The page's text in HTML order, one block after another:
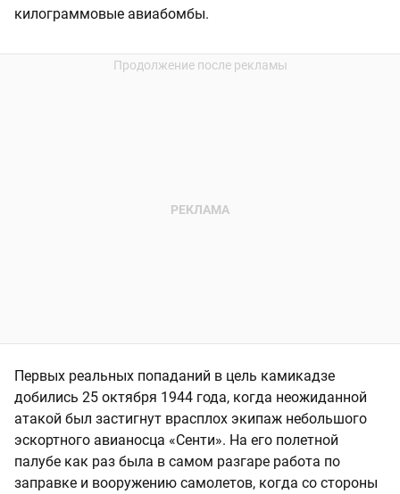
килограммовые авиабомбы.
Первых реальных попаданий в цель камикадзе
добились 25 октября 1944 года, когда неожиданной
атакой был застигнут врасплох экипаж небольшого
эскортного авианосца «Сенти». На его полетной
палубе как раз была в самом разгаре работа по
заправке и вооружению самолетов, когда со стороны